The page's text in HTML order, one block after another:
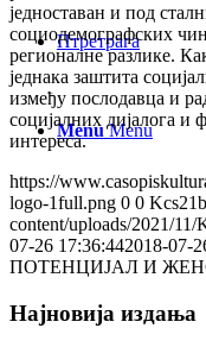
Птретрага
Menu Menu
једноставан и под
социодемографских
регионалне разлике.
једнака заштита
између послодавца и
социјалних дијалога и
интереса.
https://
logo-1full.png 0 0
content/uploads/2021/
07-26 17:36:442018-07-
ПОТЕНЦИЈАЛ И
Најновија издања